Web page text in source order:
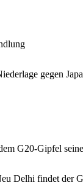
gegen
G20-Gipfel
Delhi findet der